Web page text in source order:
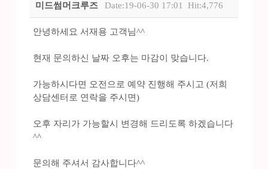
미드썸머크루즈
Date:19-06-30 17:01 Hit:4,776
안녕하세요 서재용 고객님^^
현재 문의하신 날짜 오후는 마감이 맞습니다.
가능하시다면 오전으로 예약 진행해 주시고 (저희
상담센터로 연락을 주시면)
오후 자리가 가능할시 변경해 드리도록 하겠습니다
^^
문의해 주셔서 감사합니다^^